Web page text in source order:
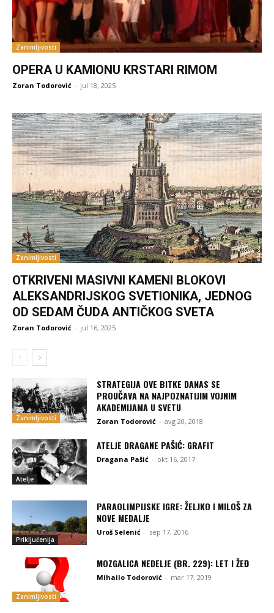
Zanimljivosti
OPERA U KAMIONU KRSTARI RIMOM
Zoran Todorović - jul 18, 2025
Zanimljivosti
OTKRIVENI MASIVNI KAMENI BLOKOVI
ALEKSANDRIJSKOG SVETIONIKA, JEDNOG
OD SEDAM ČUDA ANTIČKOG SVETA
Zoran Todorović - jul 16, 2025
Zanimljivosti
STRATEGIJA OVE BITKE DANAS SE
PROUČAVA NA NAJPOZNATIJIM VOJNIM
AKADEMIJAMA U SVETU
Zoran Todorović - avg 20, 2018
Atelje
ATELJE DRAGANE PAŠIĆ: GRAFIT
Dragana Pašić - okt 16, 2017
Priključenija
PARAOLIMPIJSKE IGRE: ŽELJKO I MILOŠ ZA
NOVE MEDALJE
Uroš Selenić - sep 17, 2016
Zanimljivosti
MOZGALICA NEDELJE (BR. 229): LET I ŽEĐ
Mihailo Todorović - mar 17, 2019